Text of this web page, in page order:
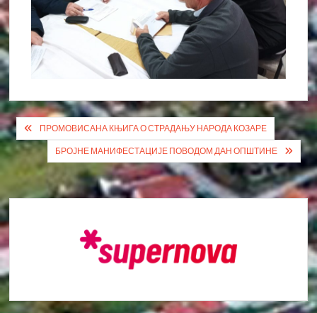
Кретање
чланка
ПРОМОВИСАНА КЊИГА О СТРАДАЊУ НАРОДА КОЗАРЕ
БРОЈНЕ МАНИФЕСТАЦИЈЕ ПОВОДОМ ДАН ОПШТИНЕ